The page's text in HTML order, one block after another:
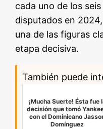
cada uno de los
disputados en
una de las figuras
etapa decisiva.
También puede
¡Mucha Suerte! Ésta fue
decisión que tomó
con el Dominicano
Domínguez